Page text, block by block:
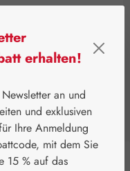
erhalten!
an und
und exklusiven
Ihre Anmeldung
mit dem Sie
15 % auf das